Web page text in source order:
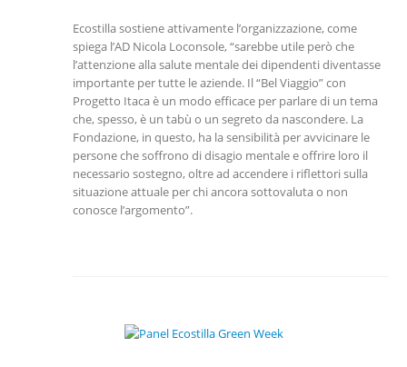
Ecostilla sostiene attivamente l’organizzazione, come
spiega l’AD Nicola Loconsole, “sarebbe utile però che
l’attenzione alla salute mentale dei dipendenti diventasse
importante per tutte le aziende. Il “Bel Viaggio” con
Progetto Itaca è un modo efficace per parlare di un tema
che, spesso, è un tabù o un segreto da nascondere. La
Fondazione, in questo, ha la sensibilità per avvicinare le
persone che soffrono di disagio mentale e offrire loro il
necessario sostegno, oltre ad accendere i riflettori sulla
situazione attuale per chi ancora sottovaluta o non
conosce l’argomento”.